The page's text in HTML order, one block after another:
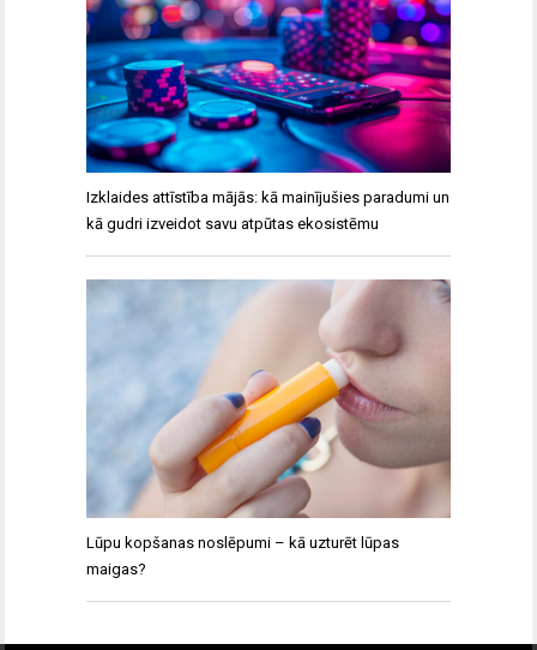
Izklaides attīstība mājās: kā mainījušies paradumi un
kā gudri izveidot savu atpūtas ekosistēmu
Lūpu kopšanas noslēpumi – kā uzturēt lūpas
maigas?